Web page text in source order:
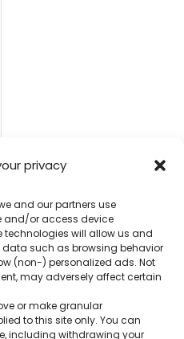
privacy
and our partners use
and/or access device
will allow us and
such as browsing behavior
(non-) personalized ads. Not
may adversely affect certain
or make granular
to this site only. You can
including withdrawing your